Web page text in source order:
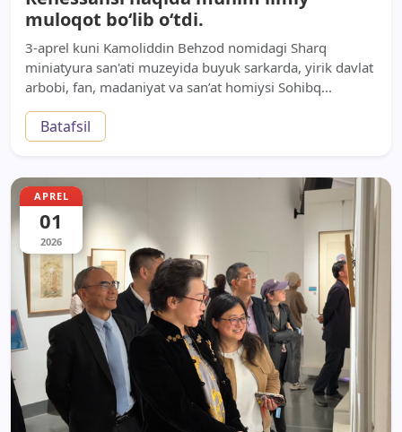
muloqot bo‘lib o‘tdi.
3-aprel kuni Kamoliddin Behzod nomidagi Sharq
miniatyura san'ati muzeyida buyuk sarkarda, yirik davlat
arbobi, fan, madaniyat va san’at homiysi Sohibq...
Batafsil
APREL
01
2026